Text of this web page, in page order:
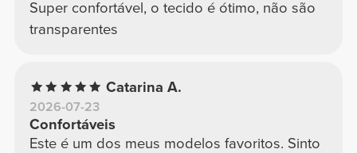
Super confortável, o tecido é ótimo, não são
transparentes
Catarina A.
2026-07-23
Confortáveis
Este é um dos meus modelos favoritos. Sinto